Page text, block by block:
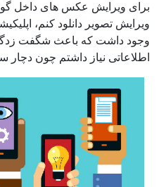
برای ویرایش عکس های داخل
ویرایش تصویر دانلود کنم،
وجود داشت که باعث شگفت
اطلاعاتی نیاز داشتم چون